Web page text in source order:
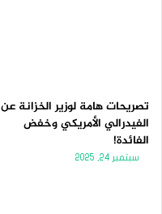
تصريحات هامة لوزير الخزانة عن
الفيدرالي الأمريكي وخفض
الفائدة!
سبتمبر 24, 2025